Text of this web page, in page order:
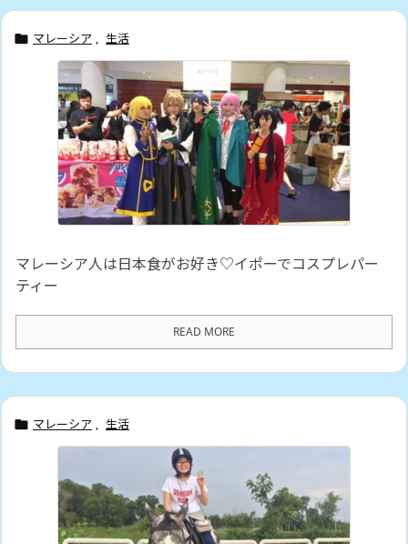
 マレーシア , 生活
マレーシア人は日本食がお好き♡イポーでコスプレパー
ティー
READ MORE
 マレーシア , 生活